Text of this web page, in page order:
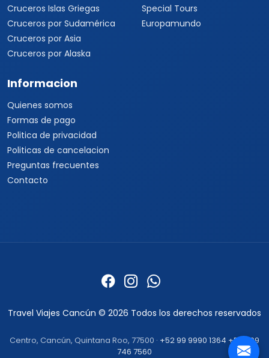
Cruceros Islas Griegas
Cruceros por Sudamérica
Cruceros por Asia
Cruceros por Alaska
Special Tours
Europamundo
Informacion
Quienes somos
Formas de pago
Politica de privacidad
Politicas de cancelacion
Preguntas frecuentes
Contacto
Travel Viajes Cancún © 2026 Todos los derechos reservados
Centro, Cancún, Quintana Roo, 77500 · +52 99 9990 1364 +52 999
746 7560